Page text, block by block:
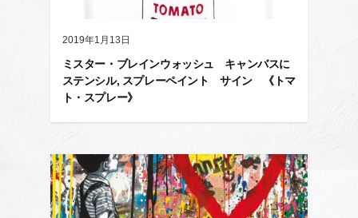
2019年1月13日
ミスター・ブレインウォッシュ キャンバスに
ステンシル, スプレーペイント サイン 《トマ
ト・スプレー》